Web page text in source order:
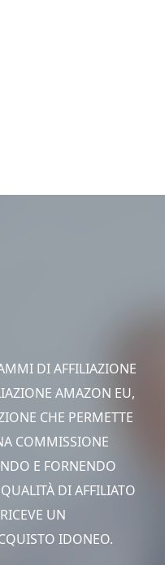
DI AFFILIAZIONE
AMAZON EU,
CHE PERMETTE
COMMISSIONE
E FORNENDO
DI AFFILIATO
UN
IDONEO.